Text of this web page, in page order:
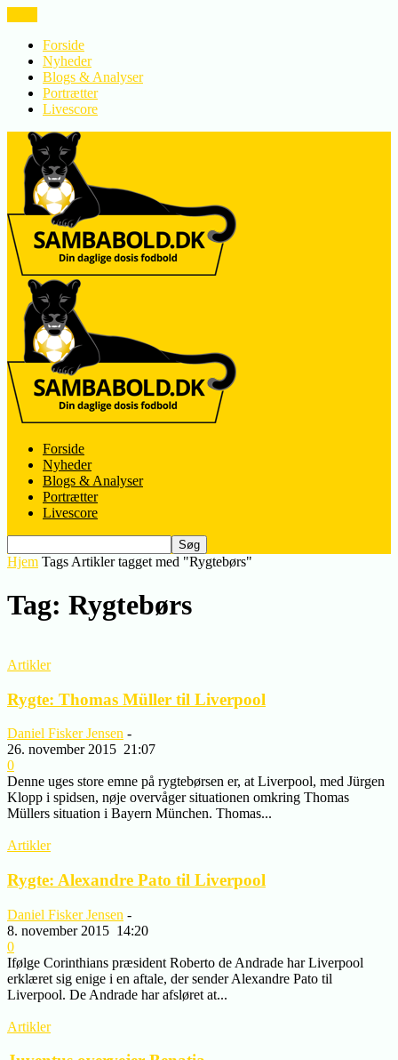
Forside
Nyheder
Blogs & Analyser
Portrætter
Livescore
Forside
Nyheder
Blogs & Analyser
Portrætter
Livescore
Hjem Tags Artikler tagget med "Rygtebørs"
Tag: Rygtebørs
Artikler
Rygte: Thomas Müller til Liverpool
Daniel Fisker Jensen -
26. november 2015 21:07
0
Denne uges store emne på rygtebørsen er, at Liverpool, med Jürgen
Klopp i spidsen, nøje overvåger situationen omkring Thomas
Müllers situation i Bayern München. Thomas...
Artikler
Rygte: Alexandre Pato til Liverpool
Daniel Fisker Jensen -
8. november 2015 14:20
0
Ifølge Corinthians præsident Roberto de Andrade har Liverpool
erklæret sig enige i en aftale, der sender Alexandre Pato til
Liverpool. De Andrade har afsløret at...
Artikler